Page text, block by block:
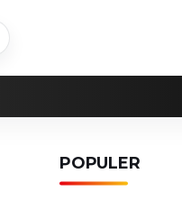
POPULER